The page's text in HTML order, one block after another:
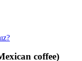
coffee)